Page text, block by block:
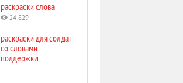
раскраски слова
24 829
раскраски для солдат
со словами
поддержки